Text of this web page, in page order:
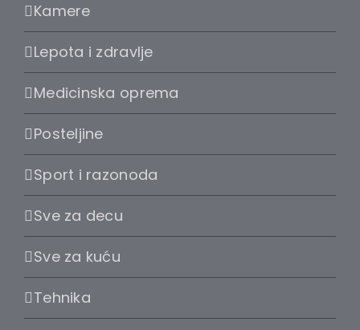
Kamere
Lepota i zdravlje
Medicinska oprema
Posteljine
Sport i razonoda
Sve za decu
Sve za kuću
Tehnika